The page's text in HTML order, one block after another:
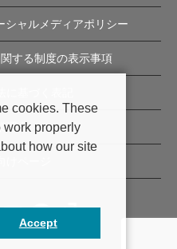
シャルメディアポリシー
する制度の表示事項
理念
cookies. These
work properly
how our site
Accept